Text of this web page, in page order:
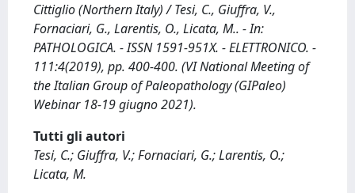
Cittiglio (Northern Italy) / Tesi, C., Giuffra, V.,
Fornaciari, G., Larentis, O., Licata, M.. - In:
PATHOLOGICA. - ISSN 1591-951X. - ELETTRONICO. -
111:4(2019), pp. 400-400. (VI National Meeting of
the Italian Group of Paleopathology (GIPaleo)
Webinar 18-19 giugno 2021).
Tutti gli autori
Tesi, C.; Giuffra, V.; Fornaciari, G.; Larentis, O.;
Licata, M.